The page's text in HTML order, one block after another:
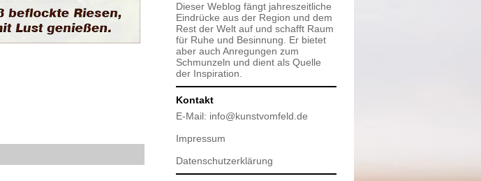
Dieser Weblog fängt jahreszeitliche
Eindrücke aus der Region und dem
Rest der Welt auf und schafft Raum
für Ruhe und Besinnung. Er bietet
aber auch Anregungen zum
Schmunzeln und dient als Quelle
der Inspiration.
Kontakt
E-Mail: info@kunstvomfeld.de
Impressum
Datenschutzerklärung